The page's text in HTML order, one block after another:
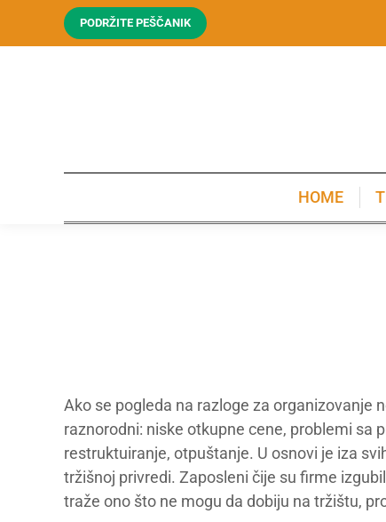
PODRŽITE PEŠČANIK
HOME
Ako se pogleda na razloge za organizovanje
raznorodni: niske otkupne cene, problemi sa
restruktuiranje, otpuštanje. U osnovi je iza
tržišnoj privredi. Zaposleni čije su firme
traže ono što ne mogu da dobiju na tržištu,